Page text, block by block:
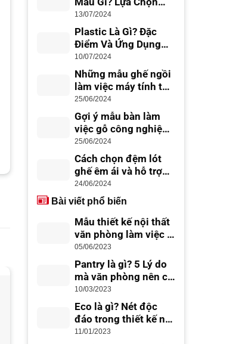
Màu Sắc Phong Thủy
13/07/2024
Plastic Là Gì? Đặc
Điểm Và Ứng Dụng
Trong Cuộc Sống
10/07/2024
Những mẫu ghế ngồi
làm việc máy tính tốt
nhất cho dân văn
phòng
25/06/2024
Gợi ý mẫu bàn làm
việc gỗ công nghiệp
đẹp hiện đại
25/06/2024
Cách chọn đệm lót
ghế êm ái và hỗ trợ
lưng tốt
24/06/2024
Bài viết phổ biến
Mẫu thiết kế nội thất
văn phòng làm việc –
thiết kế văn phòng
đẹp, chuyên nghiệp
05/06/2023
Pantry là gì? 5 Lý do
mà văn phòng nên có
Office Pantry
10/03/2023
Eco là gì? Nét độc
đáo trong thiết kế nội
thất Eco
11/01/2023